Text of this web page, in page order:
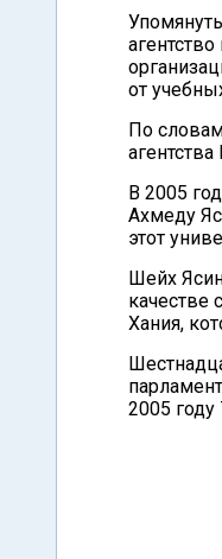
от
По
В 2005
Ахмеду
этот
Шейх
качестве
Хания,
2005